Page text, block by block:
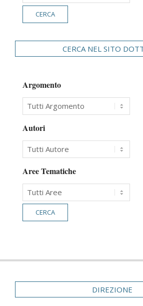
CERCA NEL SITO
Argomento
Autori
Aree Tematiche
DIREZIONE